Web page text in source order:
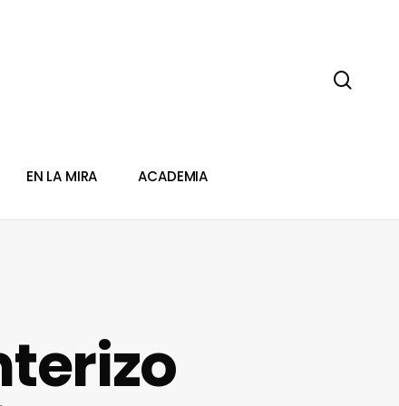
EN LA MIRA ACADEMIA